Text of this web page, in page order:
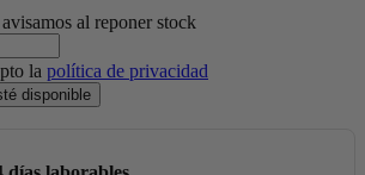
al reponer stock
la política de privacidad
disponible